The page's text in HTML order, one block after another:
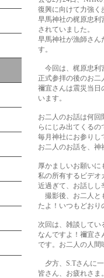
復興に向けて力強く
早馬神社の梶原忠利
されていました。
早馬神社が漁師さん
す。
今回は、梶原忠利
正式参拝の後のお二
禰宜さんは震災当日
います。
お二人のお話は何
らにじみ出てくる
毎月神社にお参りし
お二人のお話を、
厚かましいお願い
私の所有するビデオ
近過ぎて、お話しし
撮影後、お二人と
たよ！いつもどお
次回は、雑談して
なんですよ！禰宜
です。お二人の人間
夕方、S.Tさんに
皆さん、お疲れさま